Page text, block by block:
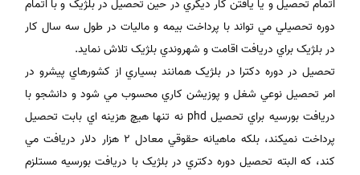
اتمام تحصيل و يا يافتن کار ديگري در حين تحصيل در بلژيک و با اتمام
دوره تحصيلي مي تواند با پرداخت بيمه و ماليات در طول سه سال کار
در بلژيک براي دريافت اقامت و شهروندي بلژيک تلاش نمايد.
تحصيل در دوره دکترا در بلژيک همانند بسياري از کشورهاي پيشرو در
امر تحصيل نوعي شغل و پوزيشن کاري محسوب مي شود و دانشجو با
دريافت بورسيه براي تحصيل phd نه تنها هيچ هزينه اي بابت تحصيل
پرداخت نميکند، بلکه ماهيانه حقوقي معادل 2 هزار دلار دريافت مي
کند، که البته تحصيل دوره دکتري در بلژيک با دريافت بورسيه مستلزم